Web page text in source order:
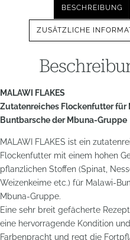
BESCHREIBUNG
ZUSÄTZLICHE
MALAWI FLAKES
Zutatenreiches Flockenfutter für
Buntbarsche der Mbuna-Gruppe
MALAWI FLAKES ist ein
Flockenfutter mit einem hohen
pflanzlichen Stoffen (Spinat,
Weizenkeime etc.) für Malawi-
Mbuna-Gruppe.
Eine sehr breit gefächerte
eine hervorragende Kondition
Farbenpracht und regt die